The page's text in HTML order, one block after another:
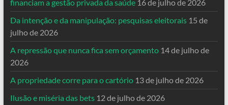
financiam a gestão privada da saúde 16 de julho de 2026
Da intenção e da manipulação: pesquisas eleitorais 15 de
julho de 2026
A repressão que nunca fica sem orçamento 14 de julho de
2026
A propriedade corre para o cartório 13 de julho de 2026
Ilusão e miséria das bets 12 de julho de 2026